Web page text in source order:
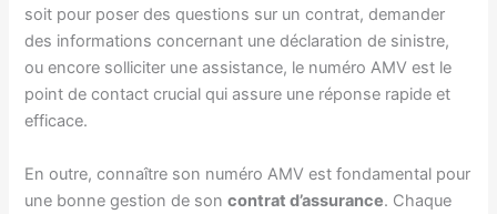
soit pour poser des questions sur un contrat, demander
des informations concernant une déclaration de sinistre,
ou encore solliciter une assistance, le numéro AMV est le
point de contact crucial qui assure une réponse rapide et
efficace.
En outre, connaître son numéro AMV est fondamental pour
une bonne gestion de soncontrat d’assurance. Chaque